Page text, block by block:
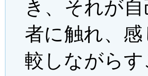
き、それが
者に触れ、
較しながら